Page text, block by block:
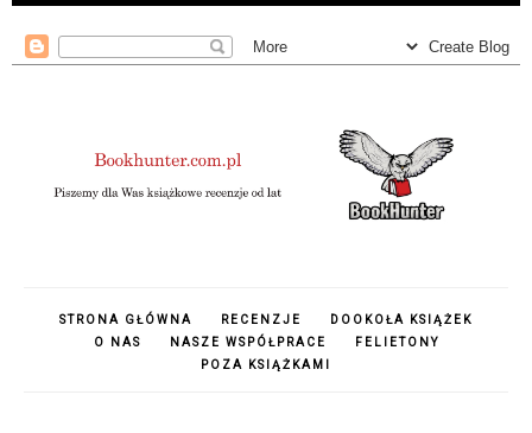
STRONA GŁÓWNA RECENZJE
DOOKOŁA KSIĄŻEK
O NAS
NASZE WSPÓŁPRACE
FELIETONY
POZA KSIĄŻKAMI